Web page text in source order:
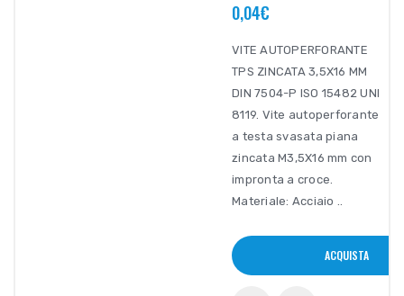
0,04€
VITE AUTOPERFORANTE
TPS ZINCATA 3,5X16 MM
DIN 7504-P ISO 15482 UNI
8119. Vite autoperforante
a testa svasata piana
zincata M3,5X16 mm con
impronta a croce.
Materiale: Acciaio ..
ACQUISTA